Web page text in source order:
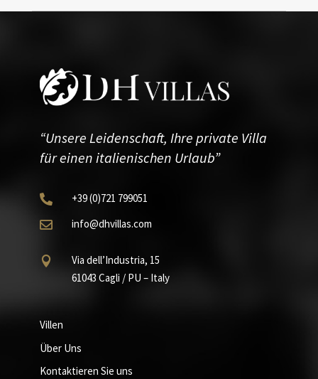
“Unsere Leidenschaft, Ihre private Villa
für einen italienischen Urlaub”
 +39(0)721 799051
 info@dhvillas.com

Via dell’Industria, 15
61043 Cagli / PU – Italy
Villen
Über Uns
Kontaktieren Sie uns